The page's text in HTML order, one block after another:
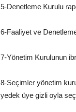
5-Denetleme Kurulu
6-Faaliyet ve
7-Yönetim Kurulunun
8-Seçimler yönetim
yedek üye gizli oyla